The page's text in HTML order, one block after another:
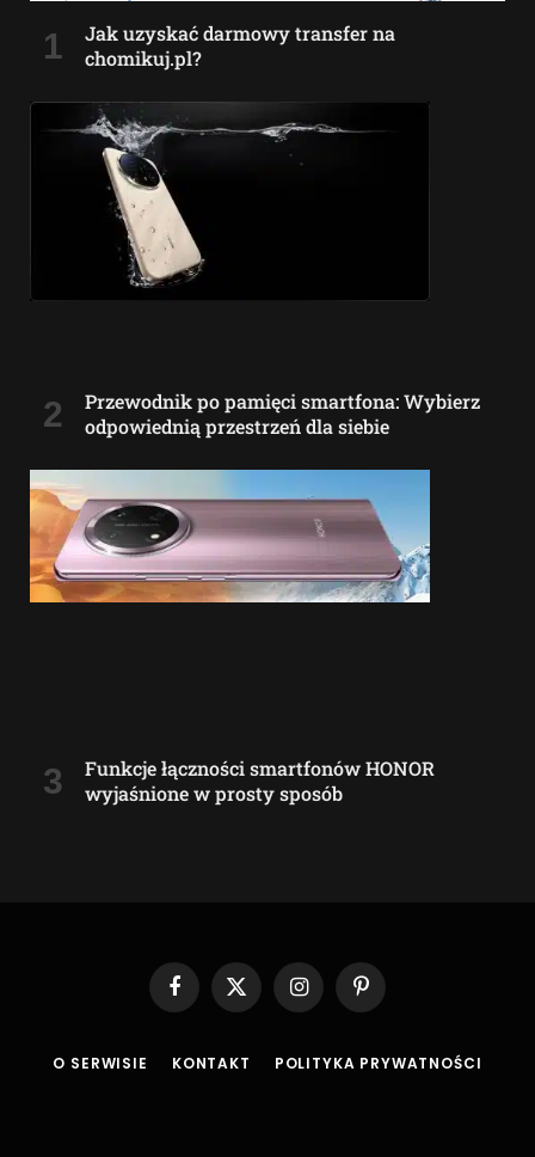
Jak uzyskać darmowy transfer na
chomikuj.pl?
Przewodnik po pamięci smartfona: Wybierz
odpowiednią przestrzeń dla siebie
Funkcje łączności smartfonów HONOR
wyjaśnione w prosty sposób
Facebook
X
(Twitter)
InstagramPinterest
O SERWISIE KONTAKT POLITYKA PRYWATNOŚCI